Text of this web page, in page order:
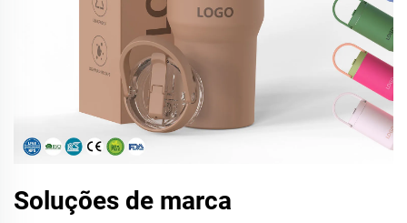
Soluções de marca